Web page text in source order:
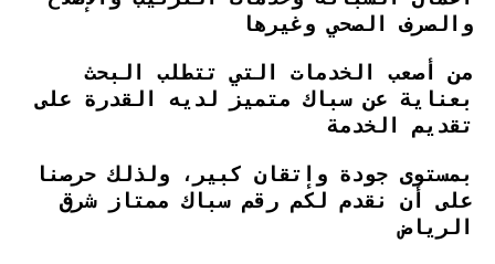
والصرف الصحي وغيرها
من أصعب الخدمات التي تتطلب البحث
بعناية عن سباك متميز لديه القدرة على
تقديم الخدمة
بمستوى جودة وإتقان كبير، ولذلك حرصنا
على أن نقدم لكم رقم سباك ممتاز شرق
الرياض